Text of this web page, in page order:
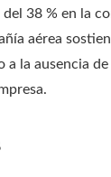
38 % en la
aérea
la ausencia